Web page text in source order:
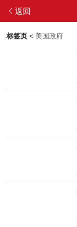
返回
标签页 < 美国政府